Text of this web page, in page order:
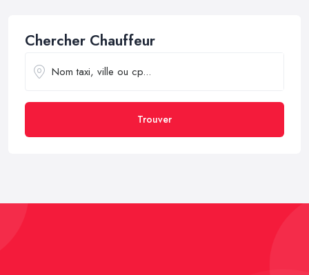
Chercher Chauffeur
Trouver